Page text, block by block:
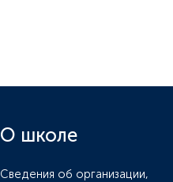
О школе
Сведения об организации,